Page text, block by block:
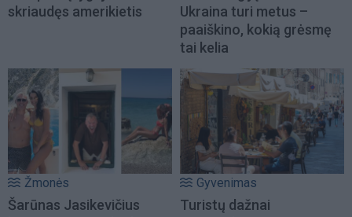
skriaudęs amerikietis
Ukraina turi metus –
paaiškino, kokią grėsmę
tai kelia
Žmonės
Šarūnas Jasikevičius
Gyvenimas
Turistų dažnai